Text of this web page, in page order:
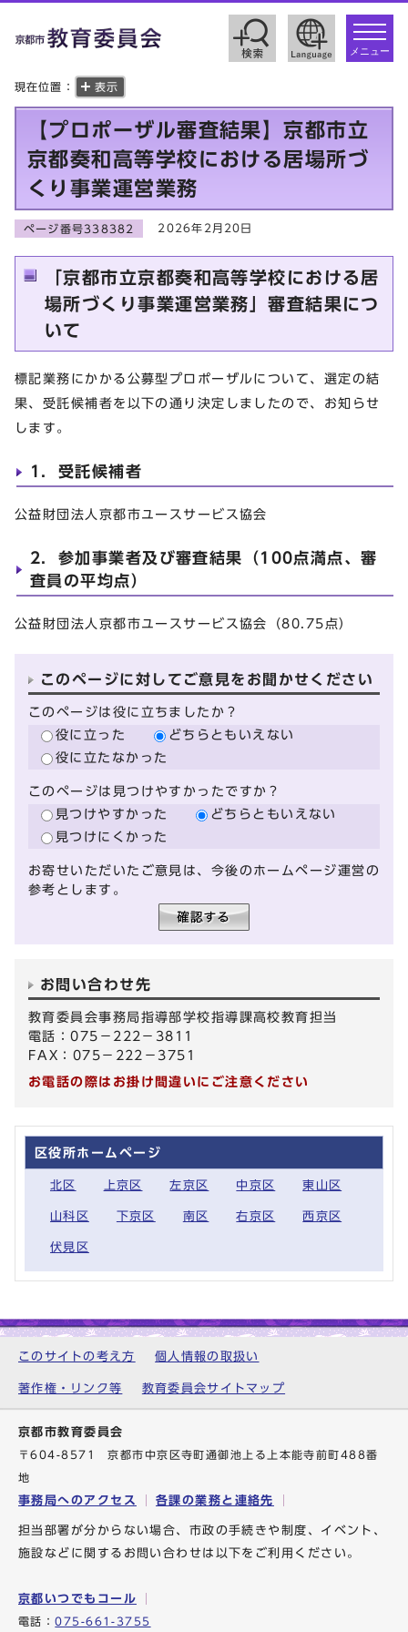
toggle
メニュー
現在位置： 表示
【プロポーザル審査結果】京都市立
京都奏和高等学校における居場所づ
くり事業運営業務
ページ番号338382 2026年2月20日
「京都市立京都奏和高等学校における居
場所づくり事業運営業務」審査結果につ
いて
標記業務にかかる公募型プロポーザルについて、選定の結
果、受託候補者を以下の通り決定しましたので、お知らせ
します。
1．受託候補者
公益財団法人京都市ユースサービス協会
2．参加事業者及び審査結果（100点満点、審
査員の平均点）
公益財団法人京都市ユースサービス協会（80.75点）
このページに対してご意見をお聞かせください
このページは役に立ちましたか？
役に立った
どちらともいえない
役に立たなかった
このページは見つけやすかったですか？
見つけやすかった
どちらともいえない
見つけにくかった
お寄せいただいたご意見は、今後のホームページ運営の
参考とします。
お問い合わせ先
教育委員会事務局指導部学校指導課高校教育担当
電話：075－222－3811
FAX：075－222－3751
お電話の際はお掛け間違いにご注意ください
区役所ホームページ
北区 上京区 左京区 中京区 東山区
山科区 下京区 南区 右京区 西京区
伏見区
このサイトの考え方 個人情報の取扱い
著作権・リンク等 教育委員会サイトマップ
京都市教育委員会
〒604-8571 京都市中京区寺町通御池上る上本能寺前町488番
地
事務局へのアクセス 各課の業務と連絡先
担当部署が分からない場合、市政の手続きや制度、イベント、
施設などに関するお問い合わせは以下をご利用ください。
京都いつでもコール
電話：075-661-3755